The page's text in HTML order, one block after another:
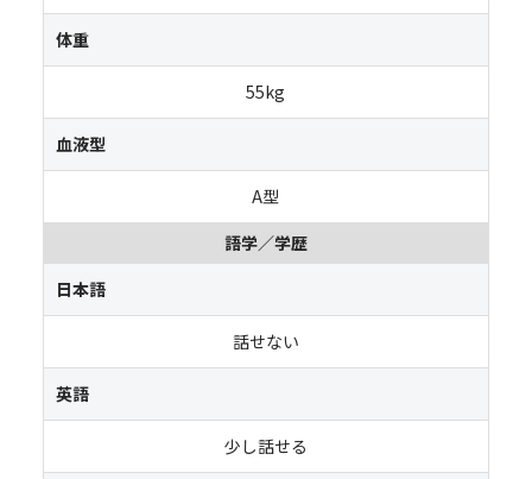
体重
55kg
血液型
A型
語学／学歴
日本語
話せない
英語
少し話せる